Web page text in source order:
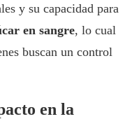
y su capacidad para
en sangre, lo cual
buscan un control
en la